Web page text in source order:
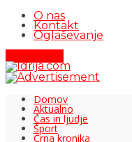
O nas
Kontakt
Oglaševanje
Domov
Aktualno
Čas in ljudje
Šport
Črna kronika